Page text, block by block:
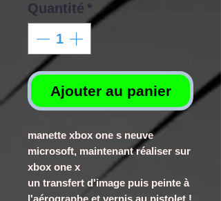
Quantité *
Ajouter au panier
manette xbox one s neuve
microsoft, maintenant réaliser sur
xbox one x
un transfert d'image puis peinte à